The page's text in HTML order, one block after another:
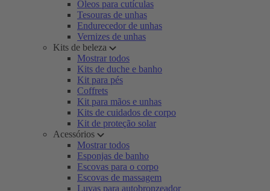
Óleos para cutículas
Tesouras de unhas
Endurecedor de unhas
Vernizes de unhas
Kits de beleza
Mostrar todos
Kits de duche e banho
Kit para pés
Coffrets
Kit para mãos e unhas
Kits de cuidados de corpo
Kit de proteção solar
Acessórios
Mostrar todos
Esponjas de banho
Escovas para o corpo
Escovas de massagem
Luvas para autobronzeador